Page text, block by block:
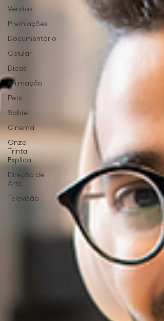
Vendas
Premiações
Documentário
Celular
Dicas
Animação
Pets
Sobre
Cinema
Onze
Trinta
Explica
Direção de
Arte
Televisão